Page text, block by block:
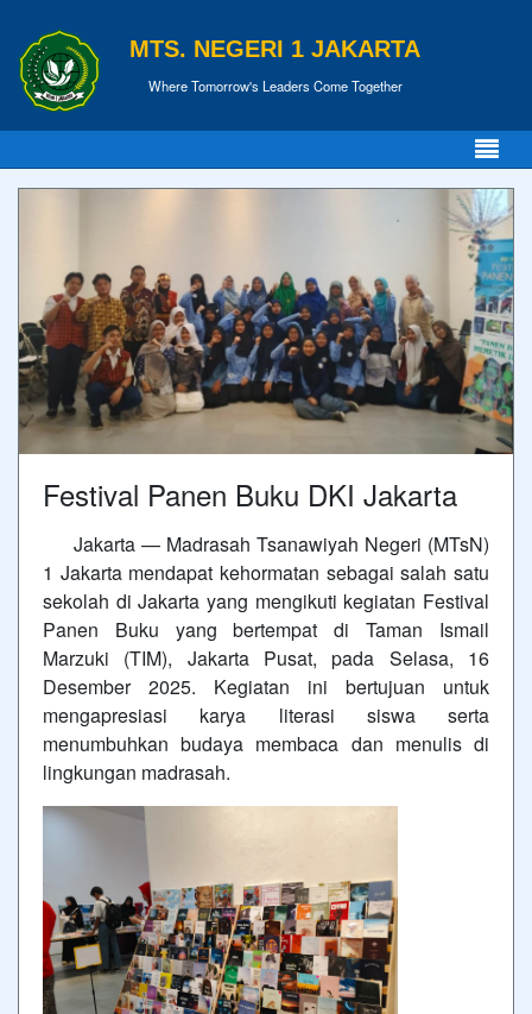
MTS. NEGERI 1 JAKARTA
Where Tomorrow's Leaders Come Together
Festival Panen Buku DKI Jakarta
Jakarta — Madrasah Tsanawiyah Negeri (MTsN)
1 Jakarta mendapat kehormatan sebagai salah satu
sekolah di Jakarta yang mengikuti kegiatan Festival
Panen Buku yang bertempat di Taman Ismail
Marzuki (TIM), Jakarta Pusat, pada Selasa, 16
Desember 2025. Kegiatan ini bertujuan untuk
mengapresiasi karya literasi siswa serta
menumbuhkan budaya membaca dan menulis di
lingkungan madrasah.